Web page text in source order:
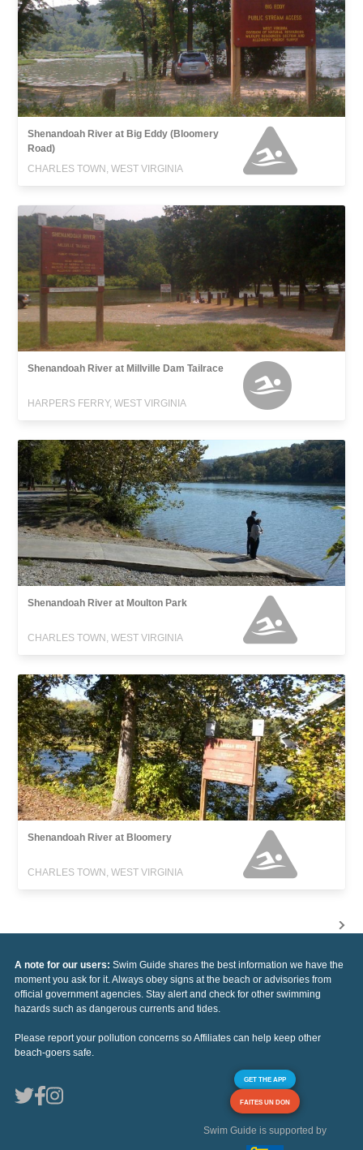
Shenandoah River at Big Eddy (Bloomery
Road)
CHARLES TOWN, WEST VIRGINIA
Shenandoah River at Millville Dam Tailrace
HARPERS FERRY, WEST VIRGINIA
Shenandoah River at Moulton Park
CHARLES TOWN, WEST VIRGINIA
Shenandoah River at Bloomery
CHARLES TOWN, WEST VIRGINIA
A note for our users: Swim Guide shares the best information we have the
moment you ask for it. Always obey signs at the beach or advisories from
official government agencies. Stay alert and check for other swimming
hazards such as dangerous currents and tides.
Please report your pollution concerns so Affiliates can help keep other
beach-goers safe.
GET THE APP
FAITES UN DON
Swim Guide is supported by